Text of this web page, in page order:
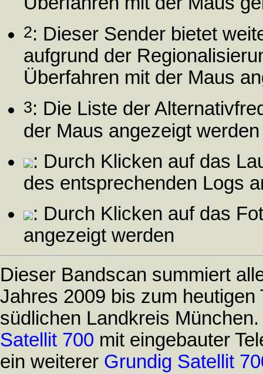
2: Dieser Sender bietet
aufgrund der
Überfahren mit der Maus
3: Die Liste der
der Maus angezeigt werden
: Durch Klicken auf das
des entsprechenden Logs
: Durch Klicken auf das
angezeigt werden
Dieser Bandscan summiert
Jahres 2009 bis zum heutigen
südlichen Landkreis
Satellit 700 mit eingebauter
ein weiterer Grundig Satellit